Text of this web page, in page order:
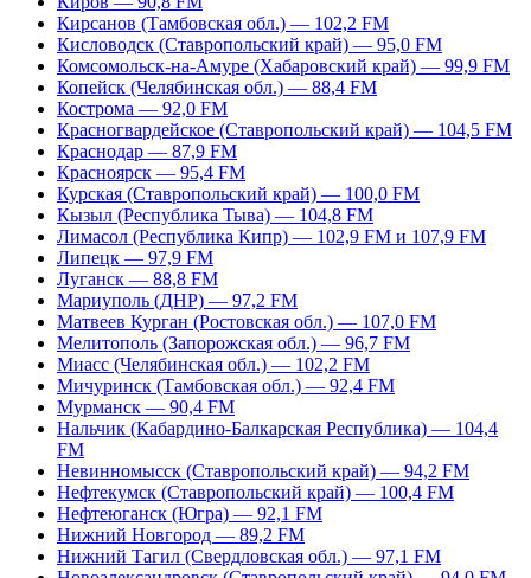
Кирсанов (Тамбовская обл.) — 102,2 FM
Кисловодск (Ставропольский край) — 95,0 FM
Комсомольск-на-Амуре (Хабаровский край) — 99,9 FM
Копейск (Челябинская обл.) — 88,4 FM
Кострома — 92,0 FM
Красногвардейское (Ставропольский край) — 104,5 FM
Краснодар — 87,9 FM
Красноярск — 95,4 FM
Курская (Ставропольский край) — 100,0 FM
Кызыл (Республика Тыва) — 104,8 FM
Лимасол (Республика Кипр) — 102,9 FM и 107,9 FM
Липецк — 97,9 FM
Луганск — 88,8 FM
Мариуполь (ДНР) — 97,2 FM
Матвеев Курган (Ростовская обл.) — 107,0 FM
Мелитополь (Запорожская обл.) — 96,7 FM
Миасс (Челябинская обл.) — 102,2 FM
Мичуринск (Тамбовская обл.) — 92,4 FM
Мурманск — 90,4 FM
Нальчик (Кабардино-Балкарская Республика) — 104,4
FM
Невинномысск (Ставропольский край) — 94,2 FM
Нефтекумск (Ставропольский край) — 100,4 FM
Нефтеюганск (Югра) — 92,1 FM
Нижний Новгород — 89,2 FM
Нижний Тагил (Свердловская обл.) — 97,1 FM